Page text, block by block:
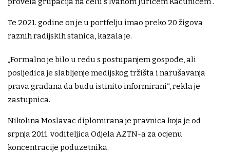
Te 2021. godine on je u portfelju imao preko 20 žigova
raznih radijskih stanica, kazala je.
„Formalno je bilo u redu s postupanjem gospođe, ali
posljedica je slabljenje medijskog tržišta i narušavanja
prava građana da budu istinito informirani“, rekla je
zastupnica.
Nikolina Moslavac diplomirana je pravnica koja je od
srpnja 2011. voditeljica Odjela AZTN-a za ocjenu
koncentracije poduzetnika.